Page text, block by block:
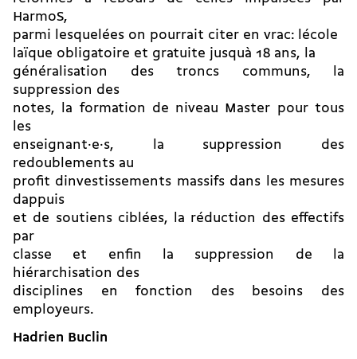
HarmoS,
parmi lesquelées on pourrait citer en vrac: lécole
laïque obligatoire et gratuite jusquà 18 ans, la
généralisation des troncs communs, la
suppression des
notes, la formation de niveau Master pour tous
les
enseignant·e·s, la suppression des
redoublements au
profit dinvestissements massifs dans les mesures
dappuis
et de soutiens ciblées, la réduction des effectifs
par
classe et enfin la suppression de la
hiérarchisation des
disciplines en fonction des besoins des
employeurs.
Hadrien Buclin